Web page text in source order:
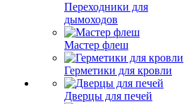
Переходники для
дымоходов
Мастер флеш
Герметики для кровли
Дверцы для печей